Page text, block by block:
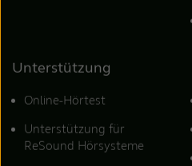
Unterstützung
Online-Hörtest
Unterstützung für
ReSound Hörsysteme